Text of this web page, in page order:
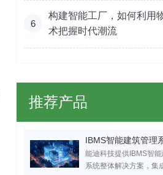
6
构建智能工厂，如何利用
术把握时代潮流
推荐产品
IBMS智能建筑管理
能迪科技提供IBMS智
系统整体解决方案，集